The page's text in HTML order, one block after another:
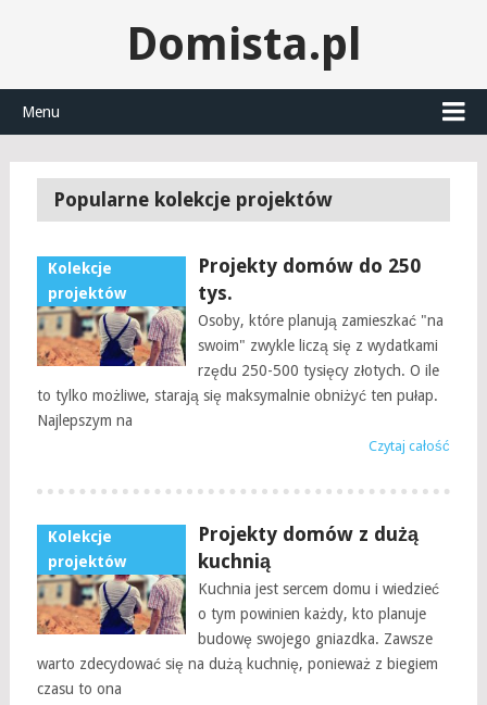
Domista.pl
Menu
Popularne kolekcje projektów
Kolekcje
projektów
Projekty domów do 250
tys.
Osoby, które planują zamieszkać "na
swoim" zwykle liczą się z wydatkami
rzędu 250-500 tysięcy złotych. O ile
to tylko możliwe, starają się maksymalnie obniżyć ten pułap.
Najlepszym na
Czytaj całość
Kolekcje
projektów
Projekty domów z dużą
kuchnią
Kuchnia jest sercem domu i wiedzieć
o tym powinien każdy, kto planuje
budowę swojego gniazdka. Zawsze
warto zdecydować się na dużą kuchnię, ponieważ z biegiem
czasu to ona